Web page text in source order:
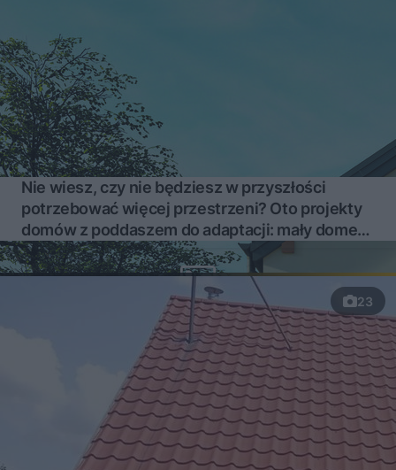
Nie wiesz, czy nie będziesz w przyszłości
potrzebować więcej przestrzeni? Oto projekty
domów z poddaszem do adaptacji: mały domek i
willa
23